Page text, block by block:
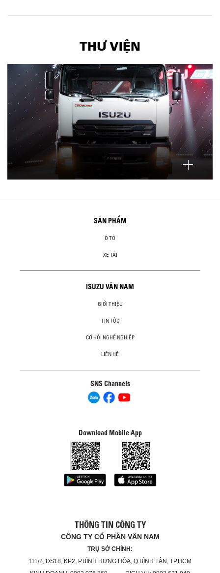
THƯ VIỆN
SẢN PHẨM
Ô TÔ
XE TẢI
ISUZU VÂN NAM
GIỚI THIỆU
TIN TỨC
CƠ HỘI NGHỀ NGHIỆP
LIÊN HỆ
SNS Channels
Download Mobile App
THÔNG TIN CÔNG TY
CÔNG TY CỔ PHẦN VÂN NAM
TRỤ SỞ CHÍNH:
111/2, ĐS18, KP2, P.BÌNH HƯNG HÒA, Q.BÌNH TÂN, TP.HCM